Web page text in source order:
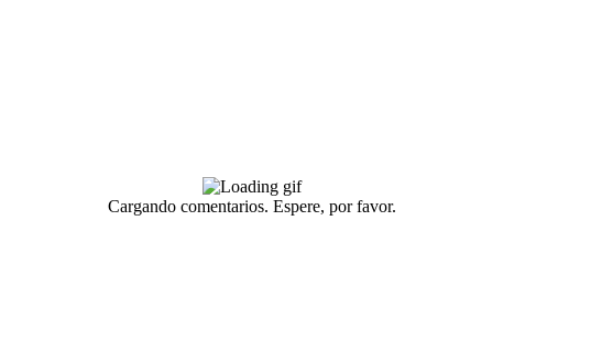
Cargando comentarios. Espere, por favor.